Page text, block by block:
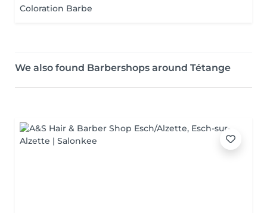
Coloration Barbe
We also found Barbershops around Tétange